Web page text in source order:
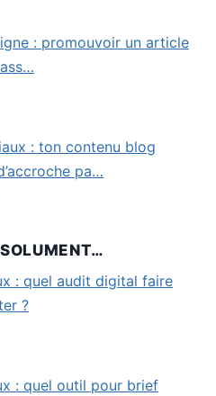
: promouvoir un article
: ton contenu blog
pa…
: quel audit digital faire
?
: quel outil pour brief